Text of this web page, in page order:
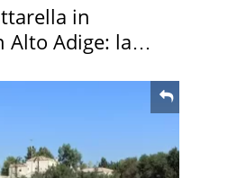
in
Alto Adige: la